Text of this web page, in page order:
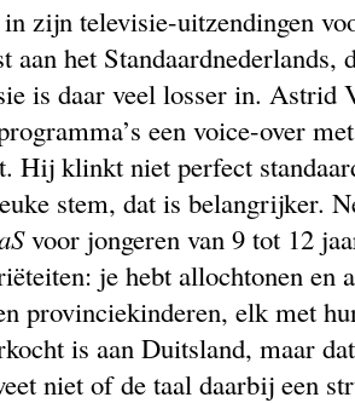
zijn televisie-uitzendingen
aan het Standaardnederlands,
is daar veel losser in. Astrid
een voice-over
Hij klinkt niet perfect
stem, dat is belangrijker.
voor jongeren van 9 tot 12
je hebt allochtonen en
provinciekinderen, elk met
is aan Duitsland, maar
niet of de taal daarbij een